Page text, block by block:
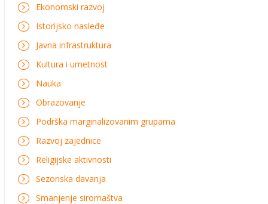
Ekonomski razvoj
Istorijsko nasleđe
Javna infrastruktura
Kultura i umetnost
Nauka
Obrazovanje
Podrška marginalizovanim grupama
Razvoj zajednice
Religijske aktivnosti
Sezonska davanja
Smanjenje siromaštva